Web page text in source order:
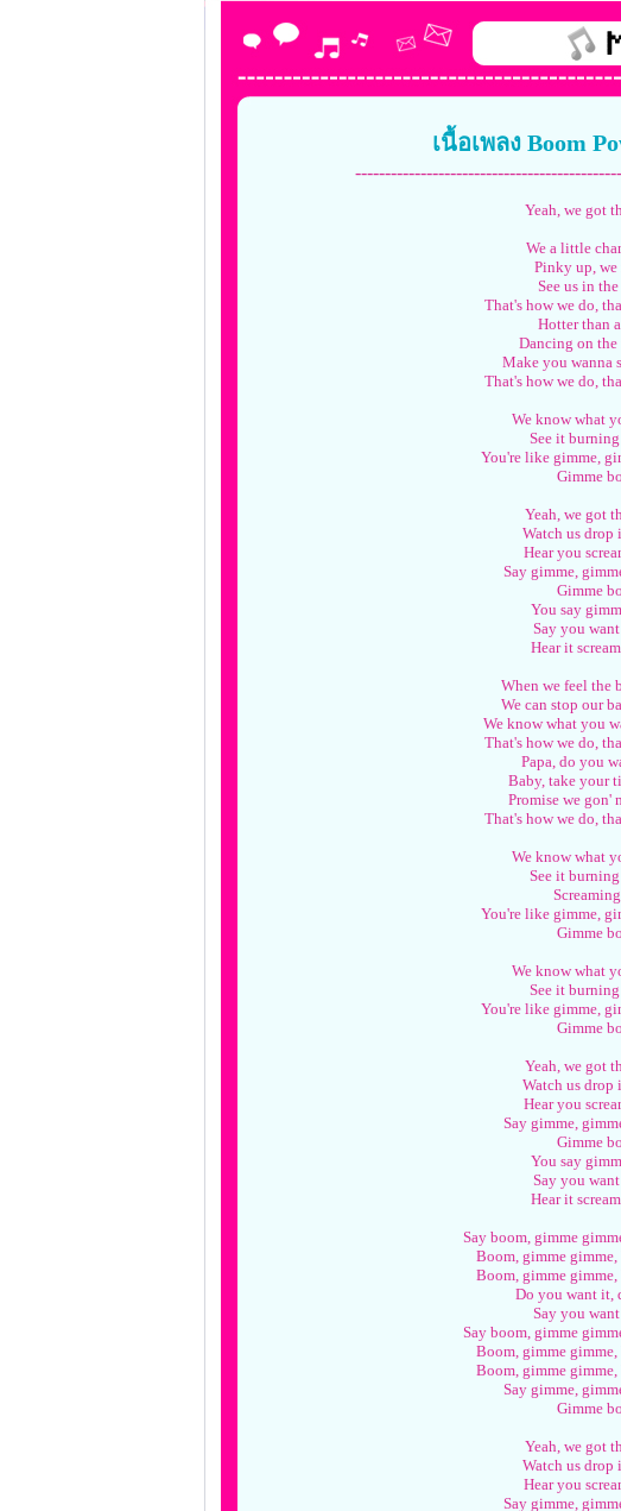
เนื้อเพลง Boom
Yeah, we got
We a little
Pinky up,
See us in
That's how we do,
Hotter than
Dancing on
Make you wanna
That's how we do,
We know what
See it
You're like gimme,
Gimme
Yeah, we got
Watch us drop
Hear you
Say gimme,
Gimme
You say
Say you
Hear it
When we feel the
We can stop our
We know what you
That's how we do,
Papa, do you
Baby, take your
Promise we gon'
That's how we do,
We know what
See it
You're like gimme,
Gimme
We know what
See it
You're like gimme,
Gimme
Yeah, we got
Watch us drop
Hear you
Say gimme,
Gimme
You say
Say you
Hear it
Say boom, gimme
Boom, gimme
Boom, gimme
Do you want it,
Say you
Say boom, gimme
Boom, gimme
Boom, gimme
Say gimme,
Gimme
Yeah, we got
Watch us drop
Hear you
Say gimme,